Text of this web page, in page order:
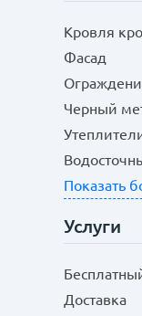
Кровля
Фасад
Черный
Показать
Услуги
Доставка